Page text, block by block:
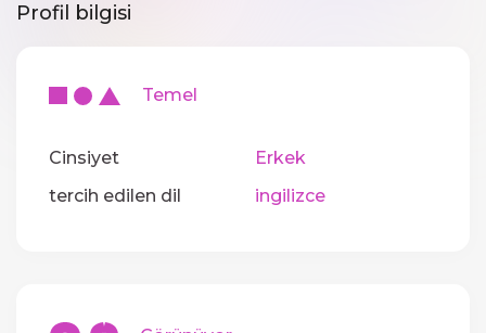
Profil bilgisi
Temel
Cinsiyet
Erkek
tercih edilen dil
ingilizce